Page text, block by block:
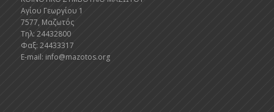
Αγίου Γεωργίου 1
7577, Μαζωτός
Τηλ: 24432800
Φαξ: 24433317
E-mail: info@mazotos.org